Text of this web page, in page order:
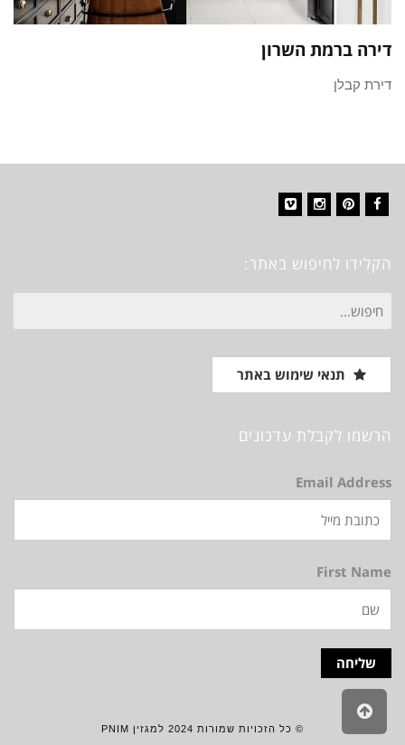
דירה ברמת השרון
דירת קבלן
הקלידו לחיפוש באתר:
חיפוש
עבור:
תנאי שימוש באתר
הרשמו לקבלת עדכונים
Email Address
First Name
© כל הזכויות שמורות 2024 למגזין PNIM
גלילה
לראש